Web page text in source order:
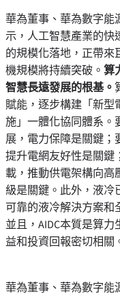
華為董事、華為數字能
示，人工智慧產業的快
的規模化落地，正帶來
機規模將持續突破。 算
智慧長遠發展的根基。
賦能，逐步構建「新
施」一體化協同體系。
展，電力保障是關鍵；
提升電網友好性是關鍵
載，推動供電架構向高
級是關鍵。此外，液
可靠的液冷解決方案和
並且，AIDC本質是算
益和投資回報密切相關
華為董事、華為數字能